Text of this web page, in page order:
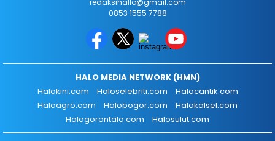
0853 1555 7788
HALO MEDIA NETWORK (HMN)
Halokini.com
Haloselebriti.com
Halocantik.com
Haloagro.com
Halobogor.com
Halokalsel.com
Halogorontalo.com
Halosulut.com